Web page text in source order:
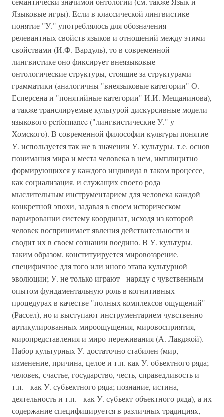
Языковые игры). Если в классической лингвистике
понятие "У." употреблялось для обозначения
релевантных свойств языков и отношений между этими
свойствами (И.Ф. Вардуль), то в современной
лингвистике оно фиксирует внеязыковые
онтологические структуры, стоящие за структурами
грамматики (аналогичны "внеязыковые категории" О.
Есперсена и "понятийные категории" И.И. Мещанинова),
а также транслируемые культурой дискурсивные модели
языкового performance ("лингвистические У." у
Хомского). В современной философии культуры понятие
У. используется так же в значении У. культуры, т.е. основ
понимания мира и места человека в нем, имплицитно
формирующихся у каждого индивида в таком процессе,
как социализация, и служащих своего рода
мыслительным инструментарием для человека каждой
конкретной эпохи, задавая в своем историческом
варьировании систему координат, исходя из которой
человек воспринимает явления действительности и
сводит их в своем сознании воедино. В У. культуры,
таким образом, конституируется мировоззрение,
специфичное для того или иного этапа культурной
эволюции; У. не только играют - наряду с чувственным
опытом фундаментальную роль в когнитивных
процедурах в качестве "полных комплексов ощущений"
(Рассел), но и выступают инструментарием чувственно
артикулированных мироощущения, мировосприятия,
миропредставления и миро-переживания (А. Лавджой).
Набор культурных У. достаточно стабилен (мир,
изменение, причина, целое и т.п. как У. объектного ряда;
человек, счастье, государство, честь, справедливость и
т.п. - как У. субъектного ряда; познание, истина,
деятельность и т.п. - как У. субъект-объектного ряда), а их
содержание специфицируется в различных традициях,